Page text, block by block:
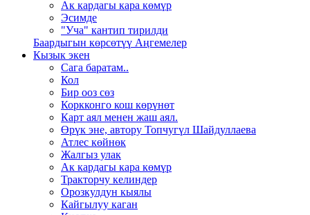
Ак кардагы кара көмүр
Эсимде
"Уча" кантип тирилди
Баардыгын көрсөтүү Аңгемелер
Кызык экен
Сага баратам..
Кол
Бир ооз сөз
Коркконго кош көрүнөт
Карт аял менен жаш аял.
Өрүк эне, автору Топчугүл Шайдуллаева
Атлес көйнөк
Жалгыз улак
Ак кардагы кара көмүр
Тракторчу келиндер
Орозкулдун кыялы
Кайгылуу каган